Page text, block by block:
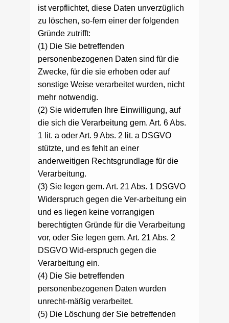
ist verpflichtet, diese Daten unverzüglich
zu löschen, so-fern einer der folgenden
Gründe zutrifft:
(1) Die Sie betreffenden
personenbezogenen Daten sind für die
Zwecke, für die sie erhoben oder auf
sonstige Weise verarbeitet wurden, nicht
mehr notwendig.
(2) Sie widerrufen Ihre Einwilligung, auf
die sich die Verarbeitung gem. Art. 6 Abs.
1 lit. a oder Art. 9 Abs. 2 lit. a DSGVO
stützte, und es fehlt an einer
anderweitigen Rechtsgrundlage für die
Verarbeitung.
(3) Sie legen gem. Art. 21 Abs. 1 DSGVO
Widerspruch gegen die Ver-arbeitung ein
und es liegen keine vorrangigen
berechtigten Gründe für die Verarbeitung
vor, oder Sie legen gem. Art. 21 Abs. 2
DSGVO Wid-erspruch gegen die
Verarbeitung ein.
(4) Die Sie betreffenden
personenbezogenen Daten wurden
unrecht-mäßig verarbeitet.
(5) Die Löschung der Sie betreffenden